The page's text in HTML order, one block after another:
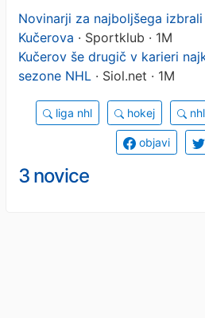
Novinarji za najboljšega izbrali
Kučerova · Sportklub · 1M
Kučerov še drugič v karieri
sezone NHL · Siol.net · 1M
liga nhl hokej nhl
objavi
3 novice